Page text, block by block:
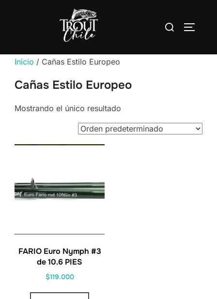
Buscar:
Inicio / Cañas Estilo Europeo
Cañas Estilo Europeo
Mostrando el único resultado
FARIO Euro Nymph #3
de 10.6 PIES
$119.000